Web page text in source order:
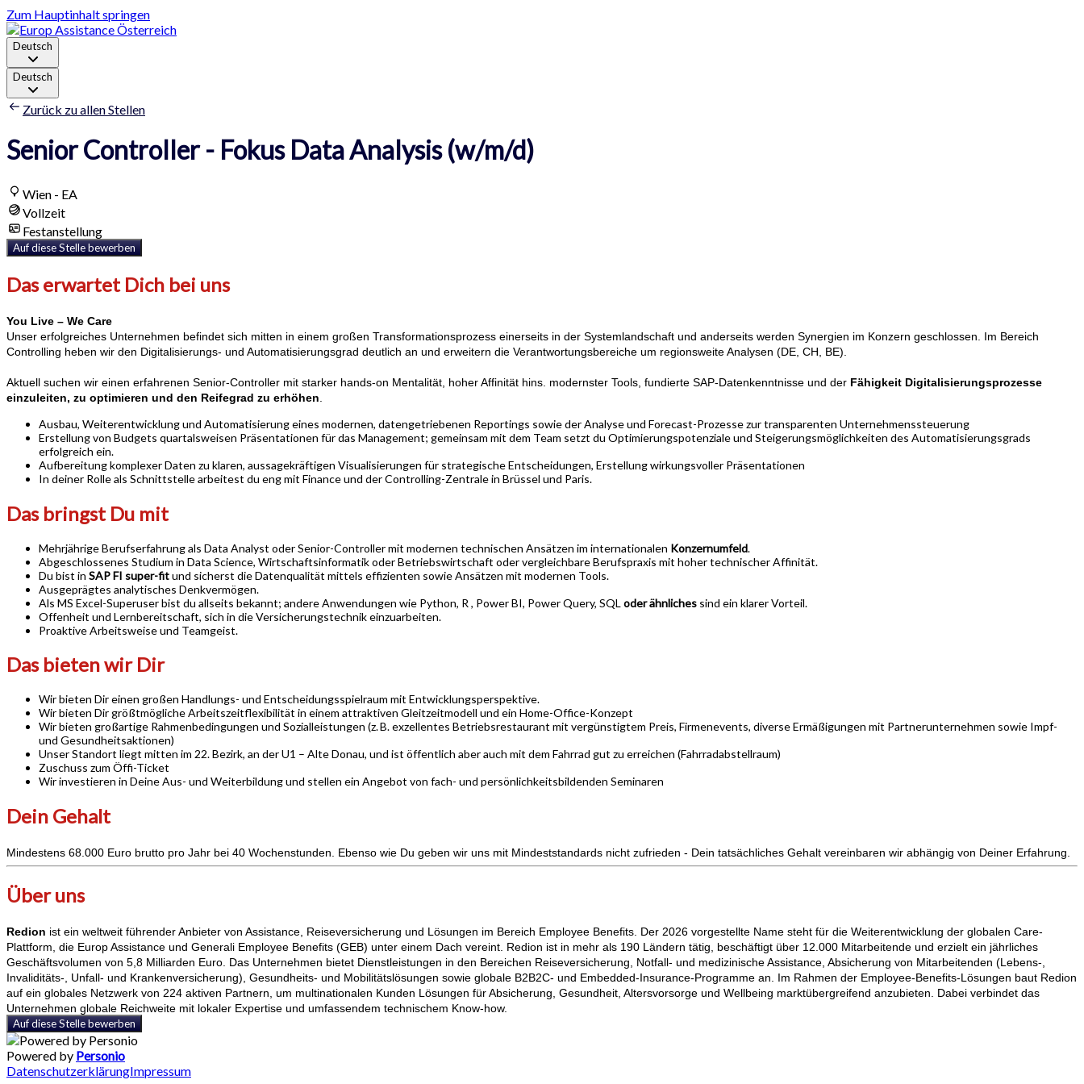
Zum Hauptinhalt springen
Deutsch
Deutsch
Zurück zu allen Stellen
Senior Controller - Fokus Data Analysis (w/m/d)
Wien - EA
Vollzeit
Festanstellung
Auf diese Stelle bewerben
Das erwartet Dich bei uns
You Live – We Care
Unser erfolgreiches Unternehmen befindet sich mitten in einem großen Transformationsprozess einerseits in der Systemlandschaft und anderseits werden Synergien im Konzern geschlossen. Im Bereich
Controlling heben wir den Digitalisierungs- und Automatisierungsgrad deutlich an und erweitern die Verantwortungsbereiche um regionsweite Analysen (DE, CH, BE).
Aktuell suchen wir einen erfahrenen Senior-Controller mit starker hands-on Mentalität, hoher Affinität hins. modernster Tools, fundierte SAP-Datenkenntnisse und der Fähigkeit Digitalisierungsprozesse
einzuleiten, zu optimieren und den Reifegrad zu erhöhen
Ausbau, Weiterentwicklung und Automatisierung eines modernen, datengetriebenen Reportings sowie der Analyse und Forecast-Prozesse zur transparenten Unternehmenssteuerung
Erstellung von Budgets quartalsweisen Präsentationen für das Management; gemeinsam mit dem Team setzt du Optimierungspotenziale und Steigerungsmöglichkeiten des Automatisierungsgrads
erfolgreich ein.
Aufbereitung komplexer Daten zu klaren, aussagekräftigen Visualisierungen für strategische Entscheidungen, Erstellung wirkungsvoller Präsentationen
In deiner Rolle als Schnittstelle arbeitest du eng mit Finance und der Controlling-Zentrale in Brüssel und Paris.
Das bringst Du mit
Mehrjährige Berufserfahrung als Data Analyst oder Senior-Controller mit modernen technischen Ansätzen im internationalen Konzernumfeld.
Abgeschlossenes Studium in Data Science, Wirtschaftsinformatik oder Betriebswirtschaft oder vergleichbare Berufspraxis mit hoher technischer Affinität.
Du bist in SAP FI super-fitund sicherst die Datenqualität mittels effizienten sowie Ansätzen mit modernen Tools.
Ausgeprägtes analytisches Denkvermögen.
Als MS Excel-Superuser bist du allseits bekannt; andere Anwendungen wie Python, R , Power BI, Power Query, SQL oder ähnliches sind ein klarer Vorteil.
Offenheit und Lernbereitschaft, sich in die Versicherungstechnik einzuarbeiten.
Proaktive Arbeitsweise und Teamgeist.
Das bieten wir Dir
Wir bieten Dir einen großen Handlungs- und Entscheidungsspielraum mit Entwicklungsperspektive.
Wir bieten Dir größtmögliche Arbeitszeitflexibilität in einem attraktiven Gleitzeitmodell und ein Home-Office-Konzept
Wir bieten großartige Rahmenbedingungen und Sozialleistungen (z. B. exzellentes Betriebsrestaurant mit vergünstigtem Preis, Firmenevents, diverse Ermäßigungen mit Partnerunternehmen sowie Impf-
und Gesundheitsaktionen)
Unser Standort liegt mitten im 22. Bezirk, an der U1 – Alte Donau, und ist öffentlich aber auch mit dem Fahrrad gut zu erreichen (Fahrradabstellraum)
Zuschuss zum Öffi-Ticket
Wir investieren in Deine Aus- und Weiterbildung und stellen ein Angebot von fach- und persönlichkeitsbildenden Seminaren
Dein Gehalt
Mindestens 68.000 Euro brutto pro Jahr bei 40 Wochenstunden. Ebenso wie Du geben wir uns mit Mindeststandards nicht zufrieden - Dein tatsächliches Gehalt vereinbaren wir abhängig von Deiner Erfahrung.
Über uns
Redion ist ein weltweit führender Anbieter von Assistance, Reiseversicherung und Lösungen im Bereich Employee Benefits. Der 2026 vorgestellte Name steht für die Weiterentwicklung der globalen Care-
Plattform, die Europ Assistance und Generali Employee Benefits (GEB) unter einem Dach vereint. Redion ist in mehr als 190 Ländern tätig, beschäftigt über 12.000 Mitarbeitende und erzielt ein jährliches
Geschäftsvolumen von 5,8 Milliarden Euro. Das Unternehmen bietet Dienstleistungen in den Bereichen Reiseversicherung, Notfall- und medizinische Assistance, Absicherung von Mitarbeitenden (Lebens-,
Invaliditäts-, Unfall- und Krankenversicherung), Gesundheits- und Mobilitätslösungen sowie globale B2B2C- und Embedded-Insurance-Programme an. Im Rahmen der Employee-Benefits-Lösungen baut Redion
auf ein globales Netzwerk von 224 aktiven Partnern, um multinationalen Kunden Lösungen für Absicherung, Gesundheit, Altersvorsorge und Wellbeing marktübergreifend anzubieten. Dabei verbindet das
Unternehmen globale Reichweite mit lokaler Expertise und umfassendem technischem Know-how.
Auf diese Stelle bewerben
Powered by Personio
DatenschutzerklärungImpressum